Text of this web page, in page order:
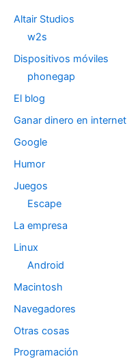
Altair Studios
w2s
Dispositivos móviles
phonegap
El blog
Ganar dinero en internet
Google
Humor
Juegos
Escape
La empresa
Linux
Android
Macintosh
Navegadores
Otras cosas
Programación